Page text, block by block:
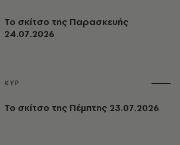
Το σκίτσο της Παρασκευής
24.07.2026
ΚΥΡ
Το σκίτσο της Πέμπτης 23.07.2026